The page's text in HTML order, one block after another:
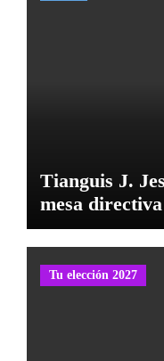
Tianguis J.
mesa
Tu elección 2027